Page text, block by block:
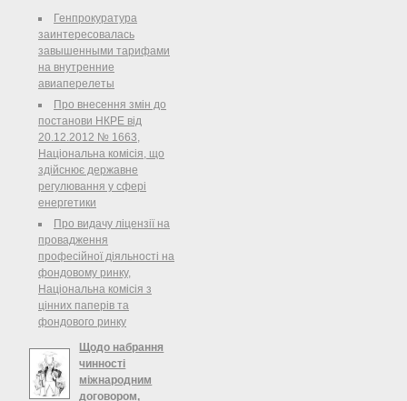
ухвалити чотири документи.
Генпрокуратура
заинтересовалась
завышенными тарифами
на внутренние
авиаперелеты
Про внесення змін до
постанови НКРЕ від
20.12.2012 № 1663,
Національна комісія, що
здійснює державне
регулювання у сфері
енергетики
Про видачу ліцензії на
провадження
професійної діяльності на
фондовому ринку,
Національна комісія з
цінних паперів та
фондового ринку
Щодо набрання
чинності
міжнародним
договором,